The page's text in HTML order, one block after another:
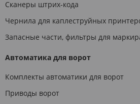
Сканеры штрих-кода
Чернила для каплеструйных
Запасные части, фильтры для
Автоматика для ворот
Комплекты автоматики для ворот
Приводы ворот